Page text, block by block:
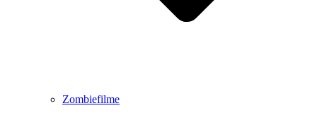
Zombiefilme